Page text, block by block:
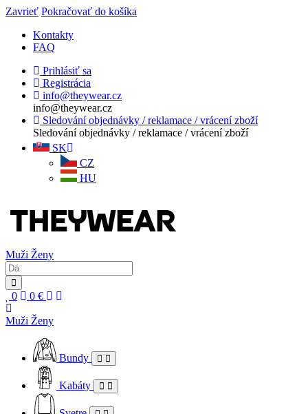
Zavrieť Pokračovať do košíka
Kontakty
FAQ
Prihlásiť sa
Registrácia
info@theywear.cz
info@theywear.cz
Sledování objednávky / reklamace / vrácení zboží
Sledování objednávky / reklamace / vrácení zboží
SK
CZ
HU
Muži Ženy
0 0 €
Muži Ženy
Bundy
Kabáty